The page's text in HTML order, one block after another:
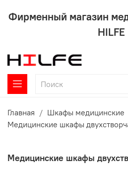
Фирменный магазин
HILFE
Главная
Шкафы медицинские
Медицинские шкафы
Медицинские шкафы